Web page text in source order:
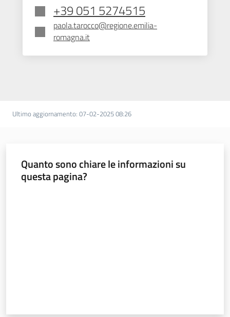
+39 051 5274515
paola.tarocco@regione.emilia-
romagna.it
Ultimo aggiornamento: 07-02-2025 08:26
Quanto sono chiare le informazioni su
questa pagina?